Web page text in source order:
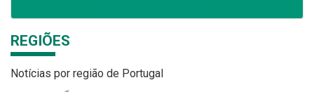
REGIÕES
Notícias por região de Portugal